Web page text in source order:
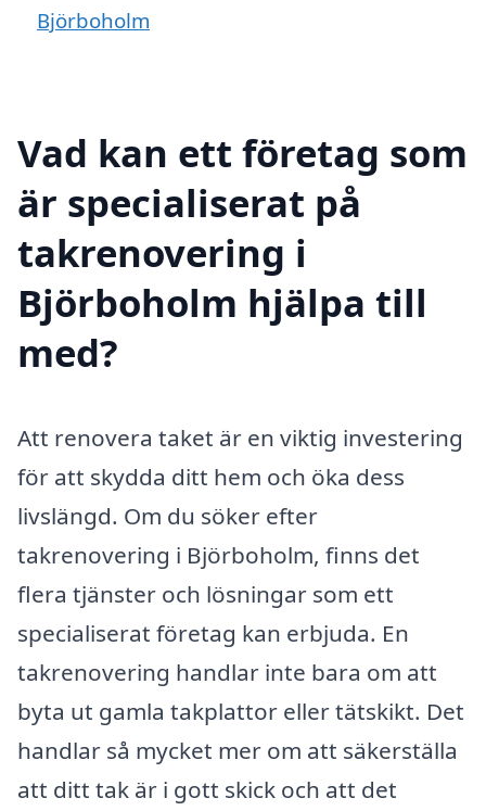
Björboholm
Vad kan ett företag som
är specialiserat på
takrenovering i
Björboholm hjälpa till
med?
Att renovera taket är en viktig investering
för att skydda ditt hem och öka dess
livslängd. Om du söker efter
takrenovering i Björboholm, finns det
flera tjänster och lösningar som ett
specialiserat företag kan erbjuda. En
takrenovering handlar inte bara om att
byta ut gamla takplattor eller tätskikt. Det
handlar så mycket mer om att säkerställa
att ditt tak är i gott skick och att det